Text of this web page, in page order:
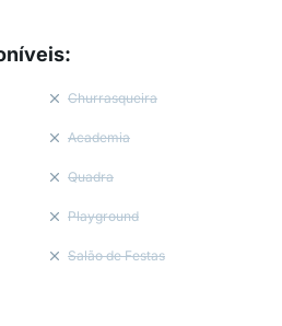
:
Churrasqueira
Academia
Quadra
Playground
Salão de Festas